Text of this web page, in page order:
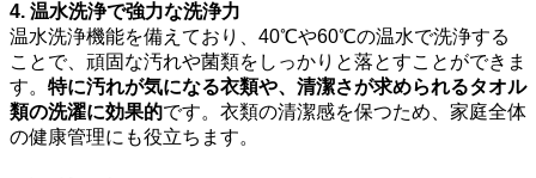
4. 温水洗浄で強力な洗浄力
温水洗浄機能を備えており、40℃や60℃の温水で洗浄する
ことで、頑固な汚れや菌類をしっかりと落とすことができま
す。 特に汚れが気になる衣類や、清潔さが求められるタオル
類の洗濯に効果的です。衣類の清潔感を保つため、家庭全体
の健康管理にも役立ちます。